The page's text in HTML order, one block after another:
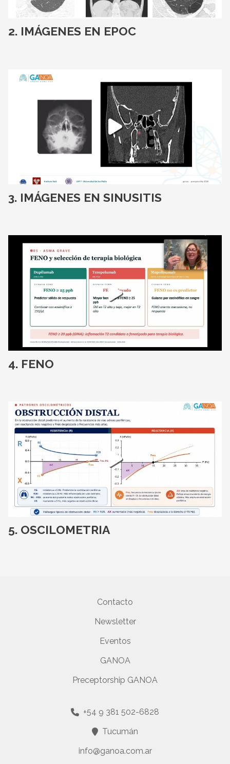
IMÁGENES EN EPOC
IMÁGENES EN SINUSITIS
FENO
OSCILOMETRIA
Contacto
Newsletter
Eventos
GANOA
Preceptorship GANOA
+54 9 381 502-6828
Tucumán
info@ganoa.com.ar